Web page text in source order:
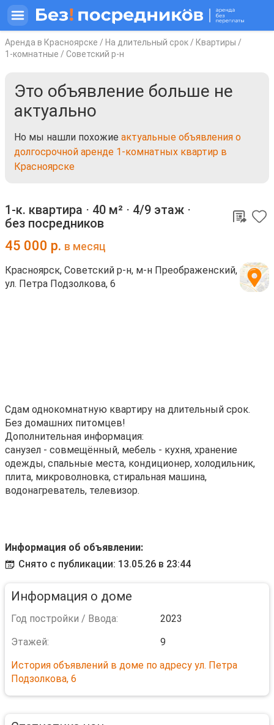
Аренда в Красноярске / На длительный срок / Квартиры /
1-комнатные / Советский р-н
Это объявление больше не
актуально
Но мы нашли похожие актуальные объявления о
долгосрочной аренде 1-комнатных квартир в
Красноярске
1-к. квартира ⋅ 40 м² ⋅ 4/9 этаж ⋅
без посредников
45 000 р. в месяц
Красноярск, Советский р-н, м-н Преображенский,
ул. Петра Подзолкова, 6
Сдам однокомнатную квартиру на длительный срок.
Без домашних питомцев!
Дополнительная информация:
санузел - совмещённый, мебель - кухня, хранение
одежды, спальные места, кондиционер, холодильник,
плита, микроволновка, стиральная машина,
водонагреватель, телевизор.
Информация об объявлении:
Снято с публикации: 13.05.26 в 23:44
Информация о доме
Год постройки / Ввода:
2023
Этажей:
9
История объявлений в доме по адресу ул. Петра
Подзолкова, 6